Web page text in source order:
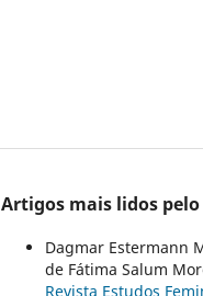
Artigos mais lidos
Dagmar Estermann
de Fátima Salum
Revista Estudos